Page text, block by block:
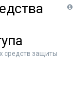
средств защиты